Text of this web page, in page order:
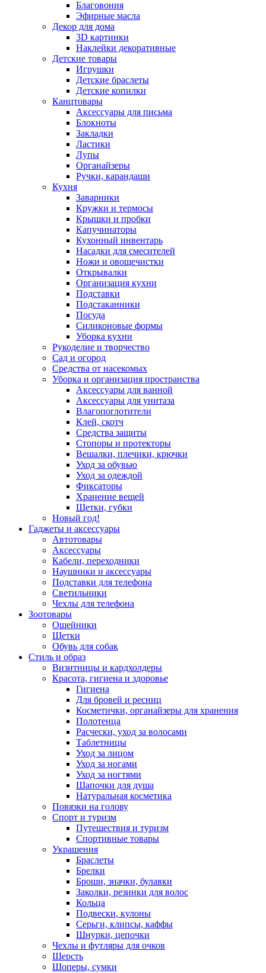
Благовония
Эфирные масла
Декор для дома
3D картинки
Наклейки декоративные
Детские товары
Игрушки
Детские браслеты
Детские копилки
Канцтовары
Аксессуары для письма
Блокноты
Закладки
Ластики
Лупы
Органайзеры
Ручки, карандаши
Кухня
Заварники
Кружки и термосы
Крышки и пробки
Капучинаторы
Кухонный инвентарь
Насадки для смесителей
Ножи и овощечистки
Открывалки
Организация кухни
Подставки
Подстаканники
Посуда
Силиконовые формы
Уборка кухни
Рукоделие и творчество
Сад и огород
Средства от насекомых
Уборка и организация пространства
Аксессуары для ванной
Аксессуары для унитаза
Влагопоглотители
Клей, скотч
Средства защиты
Стопоры и протекторы
Вешалки, плечики, крючки
Уход за обувью
Уход за одеждой
Фиксаторы
Хранение вещей
Щетки, губки
Новый год!
Гаджеты и аксессуары
Автотовары
Аксессуары
Кабели, переходники
Наушники и аксессуары
Подставки для телефона
Светильники
Чехлы для телефона
Зоотовары
Ошейники
Щетки
Обувь для собак
Стиль и образ
Визитницы и кардхолдеры
Красота, гигиена и здоровье
Гигиена
Для бровей и ресниц
Косметички, органайзеры для хранения
Полотенца
Расчески, уход за волосами
Таблетницы
Уход за лицом
Уход за ногами
Уход за ногтями
Шапочки для душа
Натуральная косметика
Повязки на голову
Спорт и туризм
Путешествия и туризм
Спортивные товары
Украшения
Браслеты
Брелки
Броши, значки, булавки
Заколки, резинки для волос
Кольца
Подвески, кулоны
Серьги, клипсы, каффы
Шнурки, цепочки
Чехлы и футляры для очков
Шерсть
Шоперы, сумки